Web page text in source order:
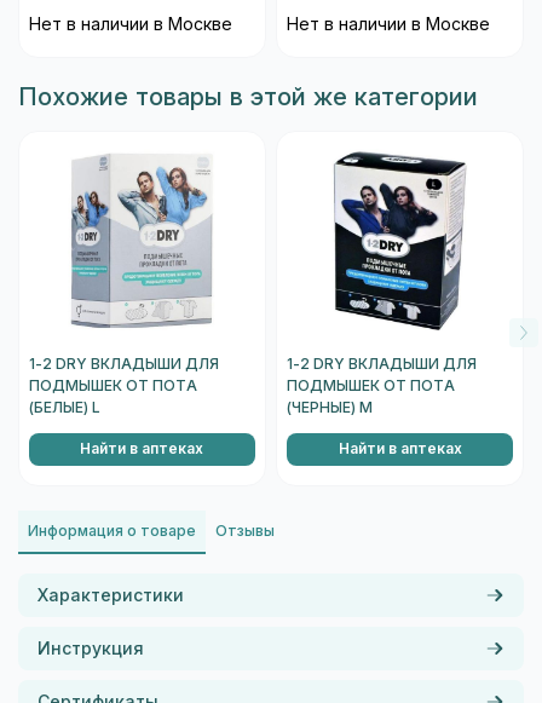
Нет в наличии в Москве Нет в наличии в Москве
Похожие товары в этой же категории
1-2 DRY ВКЛАДЫШИ ДЛЯ
ПОДМЫШЕК ОТ ПОТА
(БЕЛЫЕ) L
Найти в аптеках
1-2 DRY ВКЛАДЫШИ ДЛЯ
ПОДМЫШЕК ОТ ПОТА
(ЧЕРНЫЕ) М
Найти в аптеках
Информация о товаре Отзывы
Характеристики
Инструкция